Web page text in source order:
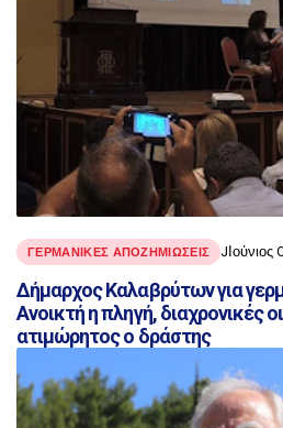
ΓΕΡΜΑΝΙΚΈΣ ΑΠΟΖΗΜΙΏΣΕΙΣ
Δήμαρχος Καλαβρύτων για
Ανοικτή η πληγή, διαχρονικές
ατιμώρητος ο δράστης